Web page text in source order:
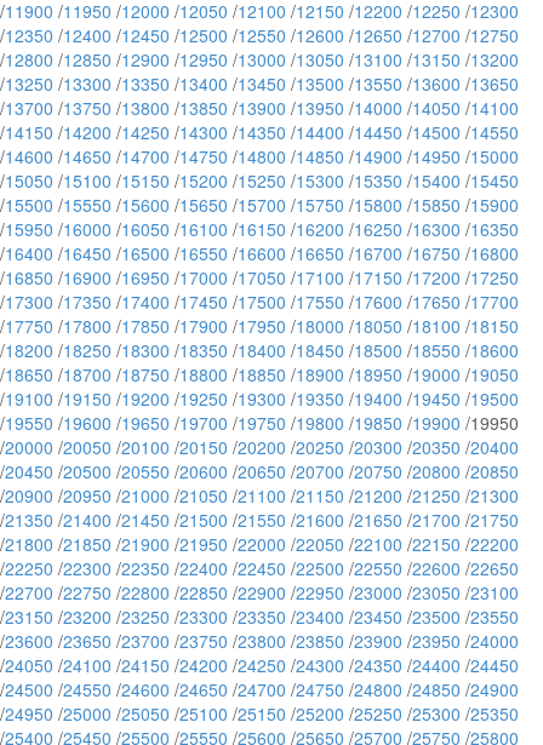
/11900 /11950 /12000 /12050 /12100 /12150 /12200 /12250 /12300
/12350 /12400 /12450 /12500 /12550 /12600 /12650 /12700 /12750
/12800 /12850 /12900 /12950 /13000 /13050 /13100 /13150 /13200
/13250 /13300 /13350 /13400 /13450 /13500 /13550 /13600 /13650
/13700 /13750 /13800 /13850 /13900 /13950 /14000 /14050 /14100
/14150 /14200 /14250 /14300 /14350 /14400 /14450 /14500 /14550
/14600 /14650 /14700 /14750 /14800 /14850 /14900 /14950 /15000
/15050 /15100 /15150 /15200 /15250 /15300 /15350 /15400 /15450
/15500 /15550 /15600 /15650 /15700 /15750 /15800 /15850 /15900
/15950 /16000 /16050 /16100 /16150 /16200 /16250 /16300 /16350
/16400 /16450 /16500 /16550 /16600 /16650 /16700 /16750 /16800
/16850 /16900 /16950 /17000 /17050 /17100 /17150 /17200 /17250
/17300 /17350 /17400 /17450 /17500 /17550 /17600 /17650 /17700
/17750 /17800 /17850 /17900 /17950 /18000 /18050 /18100 /18150
/18200 /18250 /18300 /18350 /18400 /18450 /18500 /18550 /18600
/18650 /18700 /18750 /18800 /18850 /18900 /18950 /19000 /19050
/19100 /19150 /19200 /19250 /19300 /19350 /19400 /19450 /19500
/19550 /19600 /19650 /19700 /19750 /19800 /19850 /19900 /19950
/20000 /20050 /20100 /20150 /20200 /20250 /20300 /20350 /20400
/20450 /20500 /20550 /20600 /20650 /20700 /20750 /20800 /20850
/20900 /20950 /21000 /21050 /21100 /21150 /21200 /21250 /21300
/21350 /21400 /21450 /21500 /21550 /21600 /21650 /21700 /21750
/21800 /21850 /21900 /21950 /22000 /22050 /22100 /22150 /22200
/22250 /22300 /22350 /22400 /22450 /22500 /22550 /22600 /22650
/22700 /22750 /22800 /22850 /22900 /22950 /23000 /23050 /23100
/23150 /23200 /23250 /23300 /23350 /23400 /23450 /23500 /23550
/23600 /23650 /23700 /23750 /23800 /23850 /23900 /23950 /24000
/24050 /24100 /24150 /24200 /24250 /24300 /24350 /24400 /24450
/24500 /24550 /24600 /24650 /24700 /24750 /24800 /24850 /24900
/24950 /25000 /25050 /25100 /25150 /25200 /25250 /25300 /25350
/25400 /25450 /25500 /25550 /25600 /25650 /25700 /25750 /25800